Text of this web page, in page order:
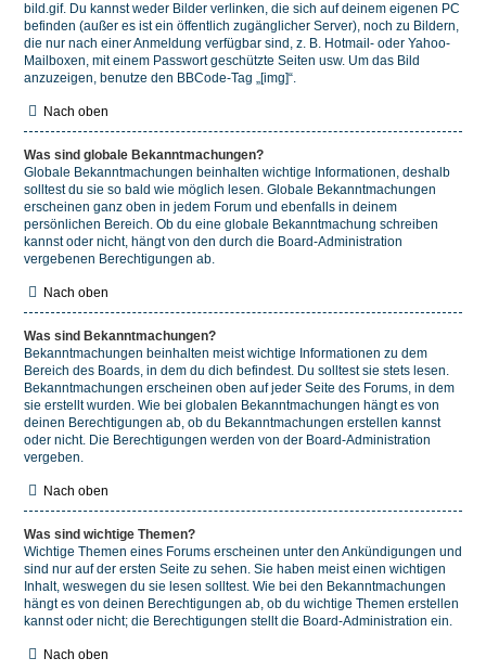
bild.gif. Du kannst weder Bilder verlinken, die sich auf deinem eigenen PC
befinden (außer es ist ein öffentlich zugänglicher Server), noch zu Bildern,
die nur nach einer Anmeldung verfügbar sind, z. B. Hotmail- oder Yahoo-
Mailboxen, mit einem Passwort geschützte Seiten usw. Um das Bild
anzuzeigen, benutze den BBCode-Tag „[img]“.
Nach oben
Was sind globale Bekanntmachungen?
Globale Bekanntmachungen beinhalten wichtige Informationen, deshalb
solltest du sie so bald wie möglich lesen. Globale Bekanntmachungen
erscheinen ganz oben in jedem Forum und ebenfalls in deinem
persönlichen Bereich. Ob du eine globale Bekanntmachung schreiben
kannst oder nicht, hängt von den durch die Board-Administration
vergebenen Berechtigungen ab.
Nach oben
Was sind Bekanntmachungen?
Bekanntmachungen beinhalten meist wichtige Informationen zu dem
Bereich des Boards, in dem du dich befindest. Du solltest sie stets lesen.
Bekanntmachungen erscheinen oben auf jeder Seite des Forums, in dem
sie erstellt wurden. Wie bei globalen Bekanntmachungen hängt es von
deinen Berechtigungen ab, ob du Bekanntmachungen erstellen kannst
oder nicht. Die Berechtigungen werden von der Board-Administration
vergeben.
Nach oben
Was sind wichtige Themen?
Wichtige Themen eines Forums erscheinen unter den Ankündigungen und
sind nur auf der ersten Seite zu sehen. Sie haben meist einen wichtigen
Inhalt, weswegen du sie lesen solltest. Wie bei den Bekanntmachungen
hängt es von deinen Berechtigungen ab, ob du wichtige Themen erstellen
kannst oder nicht; die Berechtigungen stellt die Board-Administration ein.
Nach oben